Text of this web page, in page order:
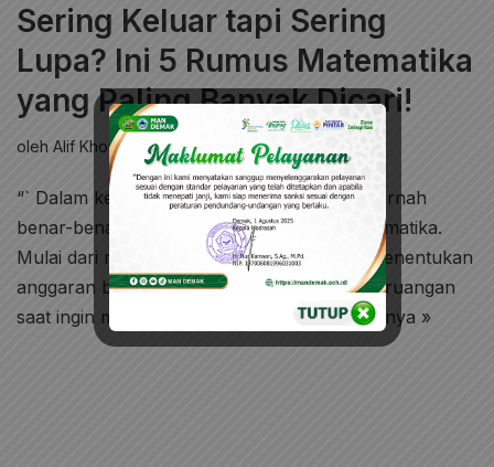
Sering Keluar tapi Sering
Lupa? Ini 5 Rumus Matematika
yang Paling Banyak Dicari!
oleh Alif Khoirul Umam 1 Komentar
“` Dalam kehidupan sehari-hari, kita tidak pernah
benar-benar lepas dari yang namanya matematika.
Mulai dari menghitung kembalian belanja, menentukan
anggaran bulanan, hingga menghitung luas ruangan
saat ingin menata ulang kamar.… Selengkapnya »